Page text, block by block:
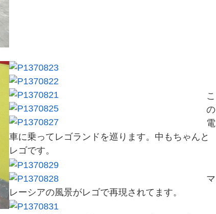
こ
の
電
車に乗ってレゴランドを巡ります。中もちゃんと
レゴです。
マ
レーシアの風景がレゴで再現されてます。